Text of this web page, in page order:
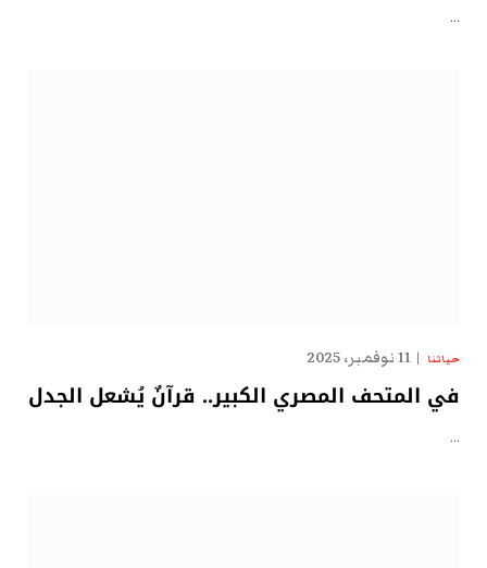
…
حياتنا 11 نوفمبر، 2025
في المتحف المصري الكبير.. قرآنٌ يُشعل الجدل
…